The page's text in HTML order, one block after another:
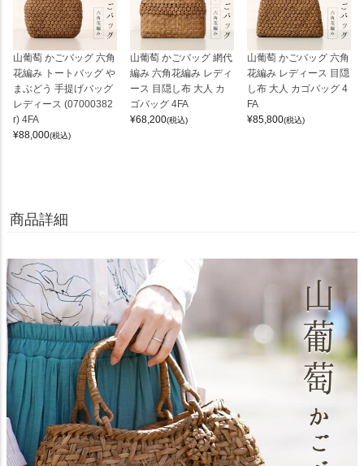
山葡萄 かごバッグ 六角
花編み トートバッグ や
まぶどう 手提げバッグ
レディース (07000382
r) 4FA
¥88,000(税込)
山葡萄 かごバッグ 網代
編み 六角花編み レディ
ース 目隠し布 大人 カ
ゴバッグ 4FA
¥68,200(税込)
山葡萄 かごバッグ 六角
花編み レディース 目隠
し布 大人 カゴバッグ 4
FA
¥85,800(税込)
商品詳細